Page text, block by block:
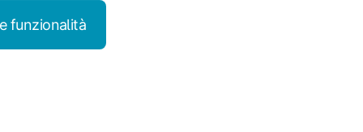
funzionalità